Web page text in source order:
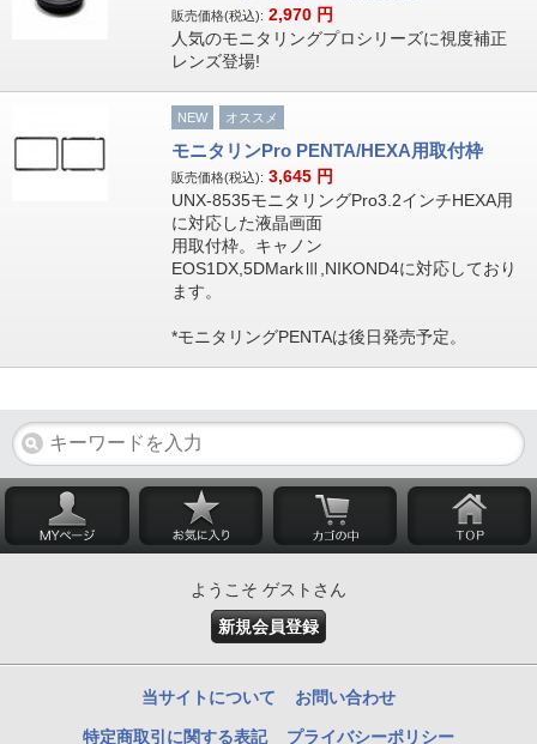
販売価格(税込): 2,970 円
人気のモニタリングプロシリーズに視度補正
レンズ登場!
NEW オススメ
モニタリンPro PENTA/HEXA用取付枠
販売価格(税込): 3,645 円
UNX-8535モニタリングPro3.2インチHEXA用
に対応した液晶画面
用取付枠。キャノン
EOS1DX,5DMarkⅢ,NIKOND4に対応しており
ます。
*モニタリングPENTAは後日発売予定。
ようこそ ゲストさん
新規会員登録
当サイトについて お問い合わせ
特定商取引に関する表記 プライバシーポリシー